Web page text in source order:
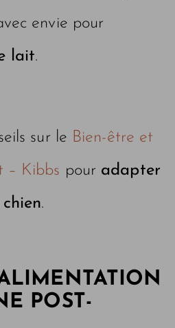
envie pour
lait.
sur le Bien-être et
– Kibbs pour adapter
.
POST-